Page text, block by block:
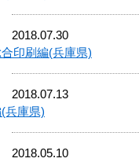
2018.07.30
印刷編(兵庫県)
2018.07.13
兵庫県)
2018.05.10